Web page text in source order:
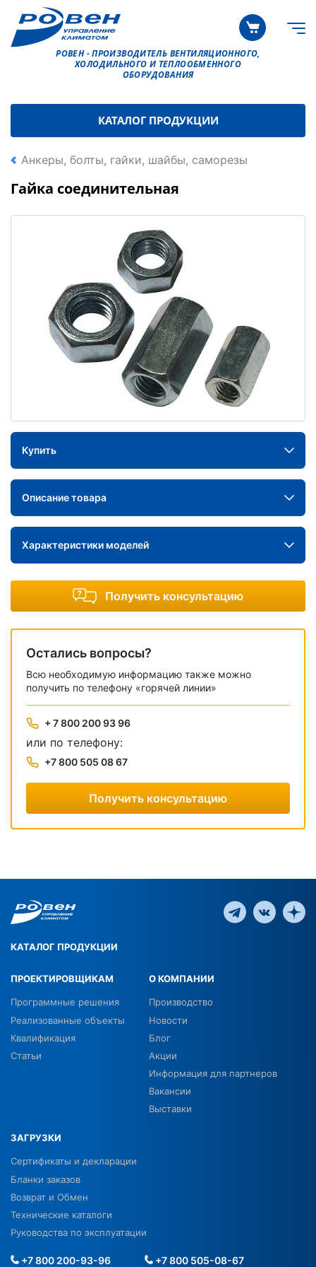
РОВЕН - ПРОИЗВОДИТЕЛЬ ВЕНТИЛЯЦИОННОГО,
ХОЛОДИЛЬНОГО И ТЕПЛООБМЕННОГО
ОБОРУДОВАНИЯ
КАТАЛОГ ПРОДУКЦИИ
Анкеры, болты, гайки, шайбы, саморезы
Гайка соединительная
Купить
Описание товара
Характеристики моделей
Получить консультацию
Остались вопросы?
Всю необходимую информацию также можно
получить по телефону «горячей линии»
+ 7 800 200 93 96
или по телефону:
+7 800 505 08 67
Получить консультацию
КАТАЛОГ ПРОДУКЦИИ
ПРОЕКТИРОВЩИКАМ
Программные решения
Реализованные объекты
Квалификация
Статьи
О КОМПАНИИ
Производство
Новости
Блог
Акции
Информация для партнеров
Вакансии
Выставки
ЗАГРУЗКИ
Сертификаты и декларации
Бланки заказов
Возврат и Обмен
Технические каталоги
Руководства по эксплуатации
+7 800 200-93-96 +7 800 505-08-67